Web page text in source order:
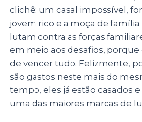
clichê: um casal impossível,
jovem rico e a moça de
lutam contra as forças
em meio aos desafios, porque
de vencer tudo. Felizmente,
são gastos neste mais do
tempo, eles já estão casados
uma das maiores marcas de